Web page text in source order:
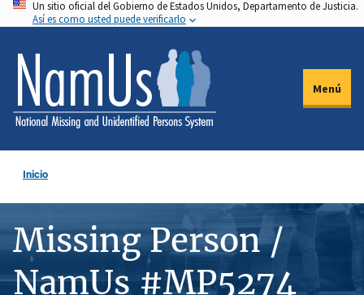
Pasar
al
contenido
principal
Un sitio oficial del Gobierno de Estados Unidos, Departamento de Justicia.
Así es como usted puede verificarlo
Menú
Inicio
Missing Person /
NamUs #MP5274